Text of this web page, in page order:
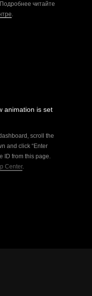
читайте
.
animation is set
scroll the
and click “Enter
ID from this page.
Center.